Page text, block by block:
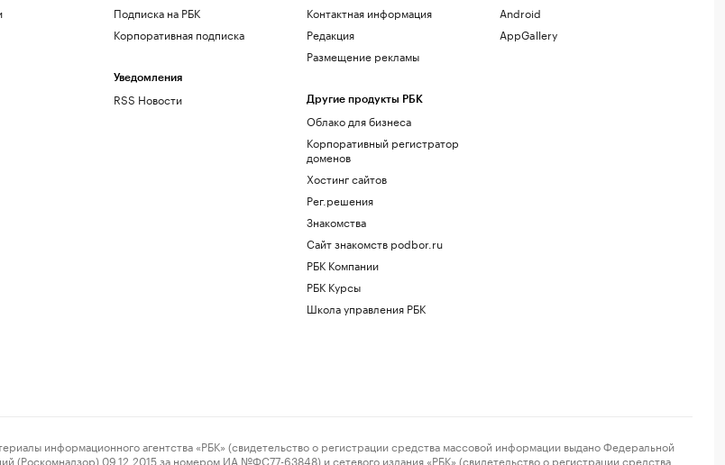
Подписка на РБК
Корпоративная подписка
Уведомления
RSS Новости
Контактная информация
Редакция
Размещение рекламы
Другие продукты РБК
Облако для бизнеса
Корпоративный регистратор
доменов
Хостинг сайтов
Рег.решения
Знакомства
Сайт знакомств podbor.ru
РБК Компании
РБК Курсы
Школа управления РБК
Android
AppGallery
агентства «РБК» (свидетельство о регистрации средства массовой информации выдано Федеральной
(Роскомнадзор) 09.12.2015 за номером ИА №ФС77-63848) и сетевого издания «РБК» (свидетельство о регистрации средства